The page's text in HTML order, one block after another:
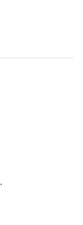
.